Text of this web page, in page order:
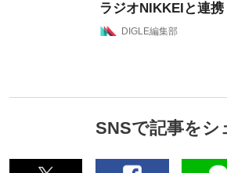
ラジオNIKKEIと連携
DIGLE編集部
SNSで記事をシ